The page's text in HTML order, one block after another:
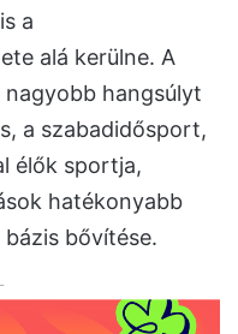
a
alá kerülne. A
hangsúlyt
a szabadidősport,
élők sportja,
hatékonyabb
bővítése.